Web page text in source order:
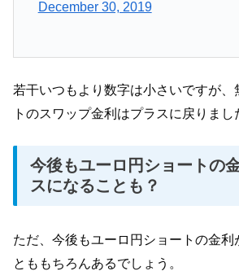
December 30, 2019
若干いつもより数字は小さいですが、
トのスワップ金利はプラスに戻りまし
今後もユーロ円ショートの
スになることも？
ただ、今後もユーロ円ショートの金利
とももちろんあるでしょう。